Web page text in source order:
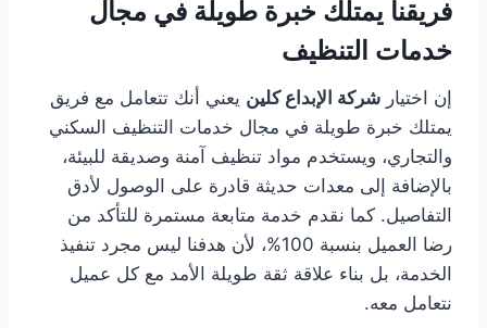
فريقنا يمتلك خبرة طويلة في مجال
خدمات التنظيف
إن اختيار شركة الإبداع كلين يعني أنك تتعامل مع فريق
يمتلك خبرة طويلة في مجال خدمات التنظيف السكني
والتجاري، ويستخدم مواد تنظيف آمنة وصديقة للبيئة،
بالإضافة إلى معدات حديثة قادرة على الوصول لأدق
التفاصيل. كما نقدم خدمة متابعة مستمرة للتأكد من
رضا العميل بنسبة 100%، لأن هدفنا ليس مجرد تنفيذ
الخدمة، بل بناء علاقة ثقة طويلة الأمد مع كل عميل
نتعامل معه.